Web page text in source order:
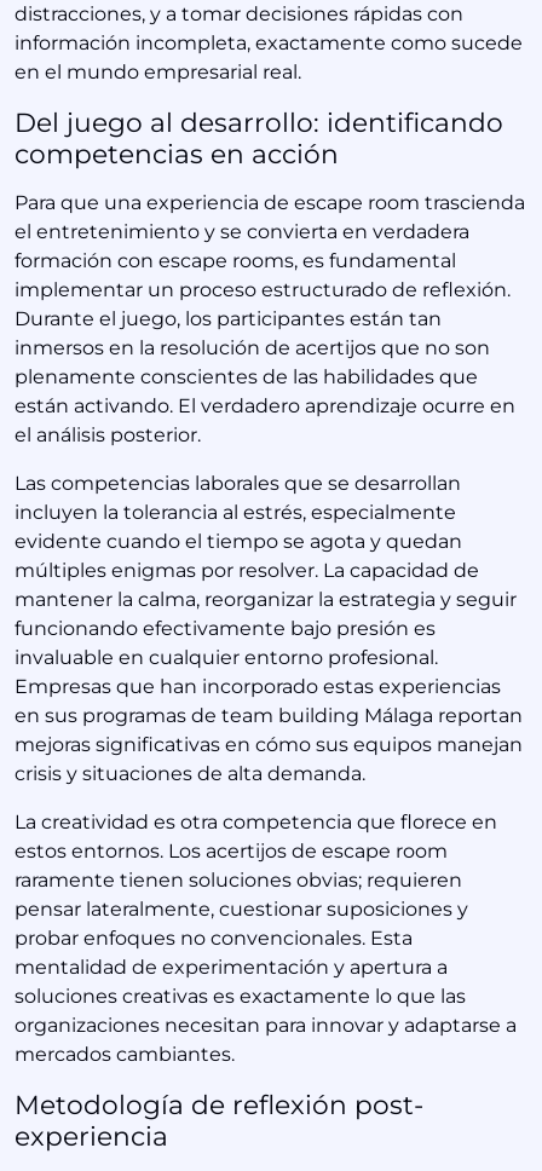
distracciones, y a tomar decisiones rápidas con
información incompleta, exactamente como sucede
en el mundo empresarial real.
Del juego al desarrollo: identificando
competencias en acción
Para que una experiencia de escape room trascienda
el entretenimiento y se convierta en verdadera
formación con escape rooms, es fundamental
implementar un proceso estructurado de reflexión.
Durante el juego, los participantes están tan
inmersos en la resolución de acertijos que no son
plenamente conscientes de las habilidades que
están activando. El verdadero aprendizaje ocurre en
el análisis posterior.
Las competencias laborales que se desarrollan
incluyen la tolerancia al estrés, especialmente
evidente cuando el tiempo se agota y quedan
múltiples enigmas por resolver. La capacidad de
mantener la calma, reorganizar la estrategia y seguir
funcionando efectivamente bajo presión es
invaluable en cualquier entorno profesional.
Empresas que han incorporado estas experiencias
en sus programas de team building Málaga reportan
mejoras significativas en cómo sus equipos manejan
crisis y situaciones de alta demanda.
La creatividad es otra competencia que florece en
estos entornos. Los acertijos de escape room
raramente tienen soluciones obvias; requieren
pensar lateralmente, cuestionar suposiciones y
probar enfoques no convencionales. Esta
mentalidad de experimentación y apertura a
soluciones creativas es exactamente lo que las
organizaciones necesitan para innovar y adaptarse a
mercados cambiantes.
Metodología de reflexión post-
experiencia